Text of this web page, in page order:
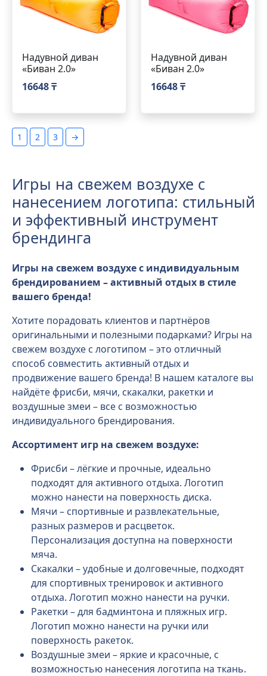
Надувной диван
«Биван 2.0»
16648 ₸
Надувной диван
«Биван 2.0»
16648 ₸
1 2 3 →
Игры на свежем воздухе с
нанесением логотипа: стильный
и эффективный инструмент
брендинга
Игры на свежем воздухе с индивидуальным
брендированием – активный отдых в стиле
вашего бренда!
Хотите порадовать клиентов и партнёров
оригинальными и полезными подарками? Игры на
свежем воздухе с логотипом – это отличный
способ совместить активный отдых и
продвижение вашего бренда! В нашем каталоге вы
найдёте фрисби, мячи, скакалки, ракетки и
воздушные змеи – все с возможностью
индивидуального брендирования.
Ассортимент игр на свежем воздухе:
Фрисби – лёгкие и прочные, идеально
подходят для активного отдыха. Логотип
можно нанести на поверхность диска.
Мячи – спортивные и развлекательные,
разных размеров и расцветок.
Персонализация доступна на поверхности
мяча.
Скакалки – удобные и долговечные, подходят
для спортивных тренировок и активного
отдыха. Логотип можно нанести на ручки.
Ракетки – для бадминтона и пляжных игр.
Логотип можно нанести на ручки или
поверхность ракеток.
Воздушные змеи – яркие и красочные, с
возможностью нанесения логотипа на ткань.